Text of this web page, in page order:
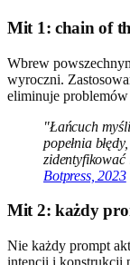
Mit 1: chain of
Wbrew
wyroczni.
eliminuje
"Łańcuch
popełnia
zidentyfikować
Botpress, 2023
Mit 2: każdy
Nie każdy prompt
intencji i konstrukcji